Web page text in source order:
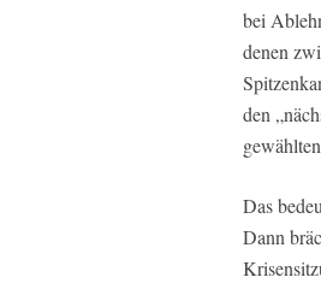
bei
denen
den
Das
Dann